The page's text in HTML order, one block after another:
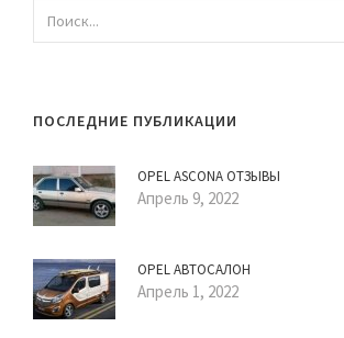
ПОСЛЕДНИЕ ПУБЛИКАЦИИ
OPEL ASCONA ОТЗЫВЫ
Апрель 9, 2022
OPEL АВТОСАЛОН
Апрель 1, 2022